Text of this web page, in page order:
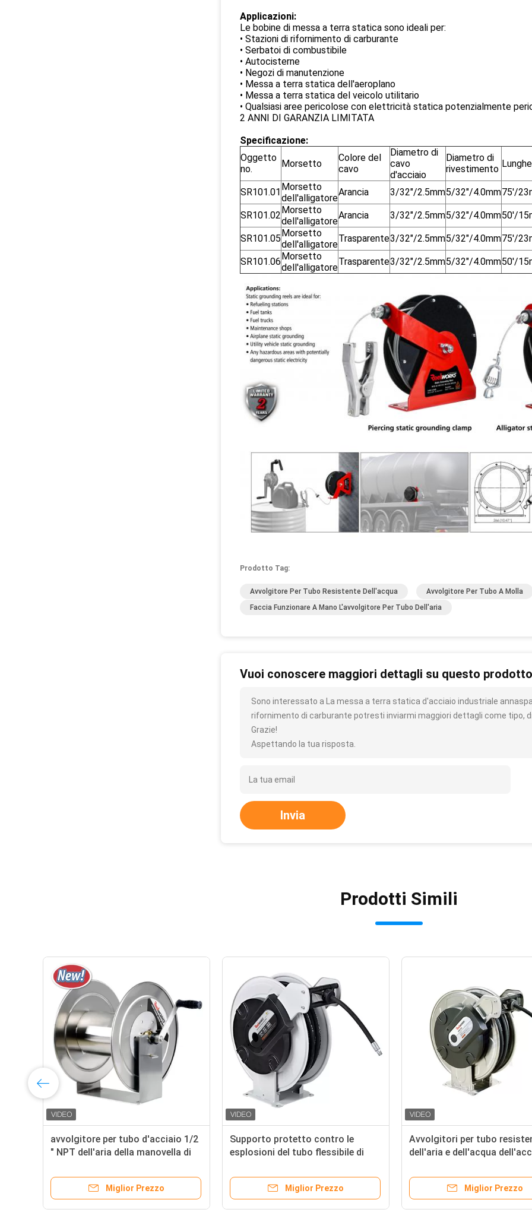
Applicazioni:
Le bobine di messa a terra statica sono ideali per:
• Stazioni di rifornimento di carburante
• Serbatoi di combustibile
• Autocisterne
• Negozi di manutenzione
• Messa a terra statica dell'aeroplano
• Messa a terra statica del veicolo utilitario
• Qualsiasi aree pericolose con elettricità statica potenzialmente
2 ANNI DI GARANZIA LIMITATA
Specificazione:
Oggetto
no.
Morsetto
Colore del
cavo
Diametro di
cavo
d'acciaio
Diametro di
rivestimento
SR101.01 Morsetto
dell'alligatore
Arancia 3/32"/2.5mm5/32"/4.0mm75'/
SR101.02Morsetto
dell'alligatore
Arancia 3/32"/2.5mm5/32"/4.0mm50'/
SR101.05Morsetto
dell'alligatore
Trasparente3/32"/2.5mm5/32"/4.0mm75'/
SR101.06Morsetto
dell'alligatore
Trasparente3/32"/2.5mm5/32"/4.0mm50'/
Prodotto Tag:
Avvolgitore Per Tubo Resistente Dell'acqua
Avvolgitore Per Tubo A Molla
Faccia Funzionare A Mano L'avvolgitore Per Tubo Dell'aria
Vuoi conoscere maggiori dettagli su questo prodotto
Sono interessato a La messa a terra statica d'acciaio industriale
rifornimento di carburante potresti inviarmi maggiori dettagli come tipo,
Grazie!
Aspettando la tua risposta.
Invia
Prodotti Simili
avvolgitore per tubo d'acciaio 1/2
" NPT dell'aria della manovella di
Miglior Prezzo
Supporto protetto contro le
esplosioni del tubo flessibile di
Miglior Prezzo
Avvolgitori per tubo
dell'aria e dell'acqua
garanzia
Miglior Prezzo